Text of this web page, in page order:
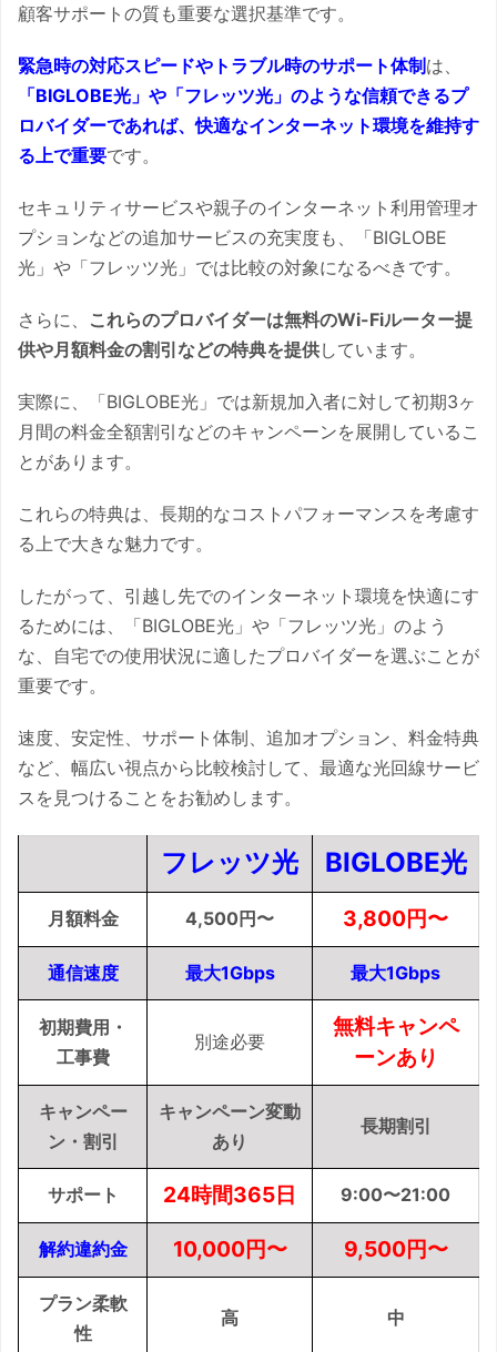
顧客サポートの質も重要な選択基準です。
緊急時の対応スピードやトラブル時のサポート体制 は、
「BIGLOBE光」や「フレッツ光」のような信頼できるプ
ロバイダーであれば、快適なインターネット環境を維持す
る上で重要です。
セキュリティサービスや親子のインターネット利用管理オ
プションなどの追加サービスの充実度も、「BIGLOBE
光」や「フレッツ光」では比較の対象になるべきです。
さらに、 これらのプロバイダーは無料のWi-Fiルーター提
供や月額料金の割引などの特典を提供しています。
実際に、「BIGLOBE光」では新規加入者に対して初期3ヶ
月間の料金全額割引などのキャンペーンを展開しているこ
とがあります。
これらの特典は、長期的なコストパフォーマンスを考慮す
る上で大きな魅力です。
したがって、引越し先でのインターネット環境を快適にす
るためには、「BIGLOBE光」や「フレッツ光」のよう
な、自宅での使用状況に適したプロバイダーを選ぶことが
重要です。
速度、安定性、サポート体制、追加オプション、料金特典
など、幅広い視点から比較検討して、最適な光回線サービ
スを見つけることをお勧めします。
フレッツ光 BIGLOBE光
月額料金 4,500円 〜 3,800円〜
通信速度 最大1Gbps 最大1Gbps
初期費用・
工事費
別途必要
無料キャンペ
ーンあり
キャンペー
ン・割引
キャンペーン変動
あり
長期割引
サポート 24時間365日 9:00〜21:00
解約違約金 10,000円〜 9,500円〜
プラン柔軟
性
高 中